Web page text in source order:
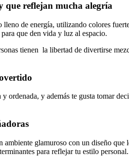
que reflejan mucha alegría
lleno de energía, utilizando colores
que den vida y luz al espacio.
tienen la libertad de divertirse
ordenada, y además te gusta tomar
ambiente glamuroso con un diseño
para reflejar tu estilo personal.